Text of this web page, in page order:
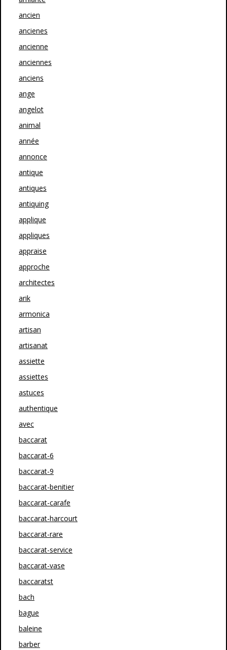
ancien
ancienes
ancienne
anciennes
anciens
ange
angelot
animal
année
annonce
antique
antiques
antiquing
applique
appliques
appraise
approche
architectes
arik
armonica
artisan
artisanat
assiette
assiettes
astuces
authentique
avec
baccarat
baccarat-6
baccarat-9
baccarat-benitier
baccarat-carafe
baccarat-harcourt
baccarat-rare
baccarat-service
baccarat-vase
baccaratst
bach
bague
baleine
barber